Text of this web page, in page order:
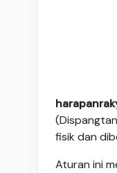
fisik dan
Aturan ini